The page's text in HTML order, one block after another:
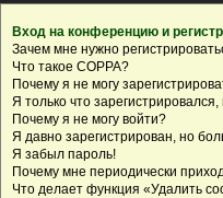
Вход на конференцию и
Зачем мне нужно
Что такое COPPA?
Почему я не могу
Я только что
Почему я не могу войти?
Я давно зарегистрирован, но
Я забыл пароль!
Почему мне периодически
Что делает функция «Удалить